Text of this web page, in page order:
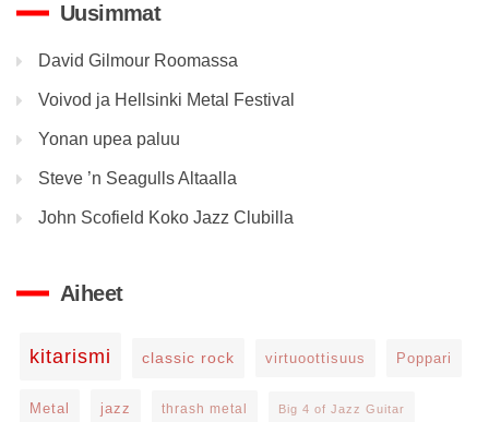
Uusimmat
David Gilmour Roomassa
Voivod ja Hellsinki Metal Festival
Yonan upea paluu
Steve ’n Seagulls Altaalla
John Scofield Koko Jazz Clubilla
Aiheet
kitarismi classic rock virtuoottisuus Poppari
Metal jazz thrash metal Big 4 of Jazz Guitar